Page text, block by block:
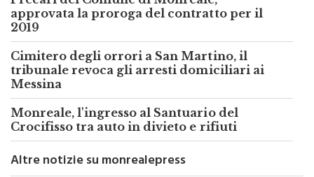
approvata la proroga del contratto per il
2019
Cimitero degli orrori a San Martino, il
tribunale revoca gli arresti domiciliari ai
Messina
Monreale, l'ingresso al Santuario del
Crocifisso tra auto in divieto e rifiuti
Altre notizie su monrealepress